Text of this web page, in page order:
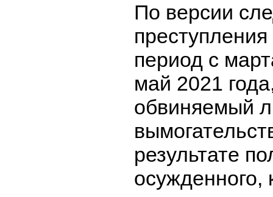
По версии
период с
май 2021
обвиняемый
результате
осужденного,